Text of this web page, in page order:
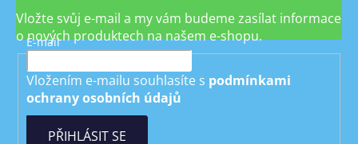
Vložte svůj e-mail a my vám budeme zasílat informace
o nových produktech na našem e-shopu.
E-mail
Vložením e-mailu souhlasíte s podmínkami
ochrany osobních údajů
PŘIHLÁSIT SE